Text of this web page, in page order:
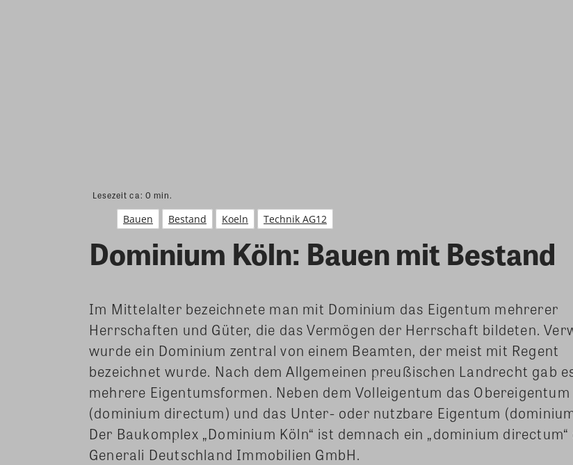
Lesezeit ca: 0 min.
Bauen Bestand Koeln Technik AG12
Dominium Köln: Bauen mit Bestand
Im Mittelalter bezeichnete man mit Dominium das Eigentum mehrerer
Herrschaften und Güter, die das Vermögen der Herrschaft bildeten.
wurde ein Dominium zentral von einem Beamten, der meist mit Regent
bezeichnet wurde. Nach dem Allgemeinen preußischen Landrecht gab
mehrere Eigentumsformen. Neben dem Volleigentum das Obereigentum
(dominium directum) und das Unter- oder nutzbare Eigentum
Der Baukomplex „Dominium Köln“ ist demnach ein „dominium
Generali Deutschland Immobilien GmbH.